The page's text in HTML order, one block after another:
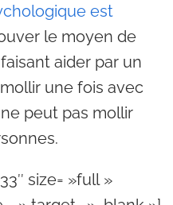
est
le moyen de
aider par un
une fois avec
peut pas mollir
size= »full »